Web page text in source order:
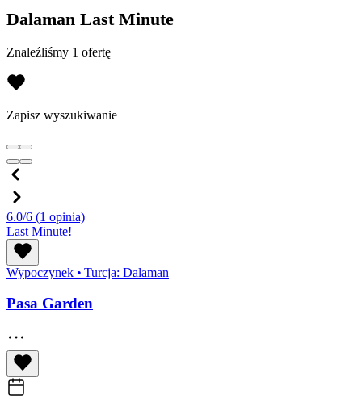
Dalaman Last Minute
Znaleźliśmy 1 ofertę
Zapisz wyszukiwanie
6.0/6 (1 opinia)
Last Minute!
Wypoczynek • Turcja: Dalaman
Pasa Garden